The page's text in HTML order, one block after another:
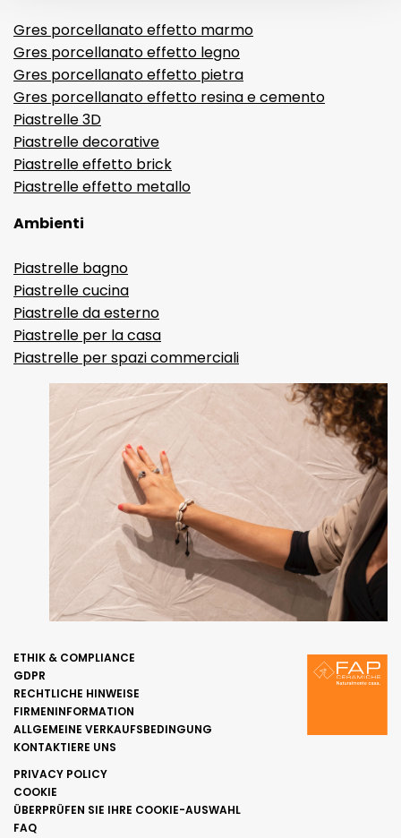
Gres porcellanato effetto marmo
Gres porcellanato effetto legno
Gres porcellanato effetto pietra
Gres porcellanato effetto resina e cemento
Piastrelle 3D
Piastrelle decorative
Piastrelle effetto brick
Piastrelle effetto metallo
Ambienti
Piastrelle bagno
Piastrelle cucina
Piastrelle da esterno
Piastrelle per la casa
Piastrelle per spazi commerciali
ETHIK & COMPLIANCE
GDPR
RECHTLICHE HINWEISE
FIRMENINFORMATION
ALLGEMEINE VERKAUFSBEDINGUNG
KONTAKTIERE UNS
PRIVACY POLICY
COOKIE
ÜBERPRÜFEN SIE IHRE COOKIE-AUSWAHL
FAQ